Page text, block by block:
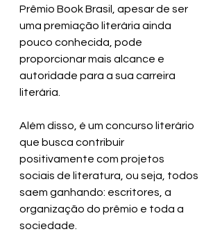
Prêmio Book Brasil, apesar de ser
uma premiação literária ainda
pouco conhecida, pode
proporcionar mais alcance e
autoridade para a sua carreira
literária.
Além disso, é um concurso literário
que busca contribuir
positivamente com projetos
sociais de literatura, ou seja, todos
saem ganhando: escritores, a
organização do prêmio e toda a
sociedade.